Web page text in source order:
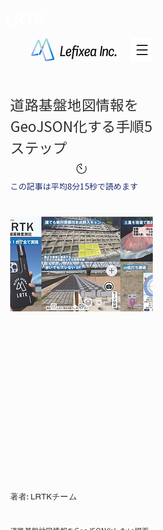
道路基盤地図情報を
GeoJSON化する手順5
ステップ
この記事は平均8分15秒で読めます
著者: LRTKチーム